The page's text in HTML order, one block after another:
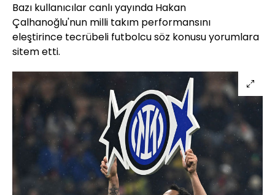
Bazı kullanıcılar canlı yayında Hakan
Çalhanoğlu'nun milli takım performansını
eleştirince tecrübeli futbolcu söz konusu yorumlara
sitem etti.